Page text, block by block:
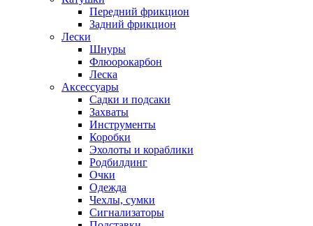
Передний фрикцион
Задний фрикцион
Лески
Шнуры
Флюорокарбон
Леска
Аксессуары
Садки и подсаки
Захваты
Инструменты
Коробки
Эхолоты и кораблики
Родбилдинг
Очки
Одежда
Чехлы, сумки
Сигнализаторы